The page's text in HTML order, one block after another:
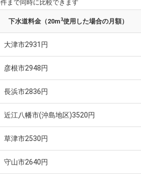
まで同時に比較できます
下水道料金（20m3使用した場合の月額）
大津市2931円
彦根市2948円
長浜市2836円
近江八幡市(沖島地区)3520円
草津市2530円
守山市2640円